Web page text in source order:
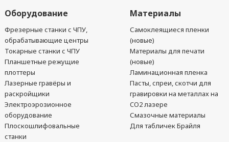
Оборудование
Фрезерные станки с ЧПУ,
обрабатывающие центры
Токарные станки с ЧПУ
Планшетные режущие
плоттеры
Лазерные гравёры и
раскройщики
Электроэрозионное
оборудование
Плоскошлифовальные
станки
Материалы
Самоклеящиеся пленки
(новые)
Материалы для печати
(новые)
Ламинационная пленка
Пасты, спреи, скотчи для
гравировки на металлах на
CO2 лазере
Смазочные материалы
Для табличек Брайля